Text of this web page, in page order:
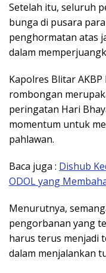
Setelah itu, seluruh
bunga di pusara
penghormatan atas
dalam
Kapolres Blitar
rombongan
peringatan Hari
momentum untuk
pahlawan.
Baca juga : Dishub
ODOL yang
Menurutnya,
pengorbanan yang
harus terus menjadi
dalam menjalankan